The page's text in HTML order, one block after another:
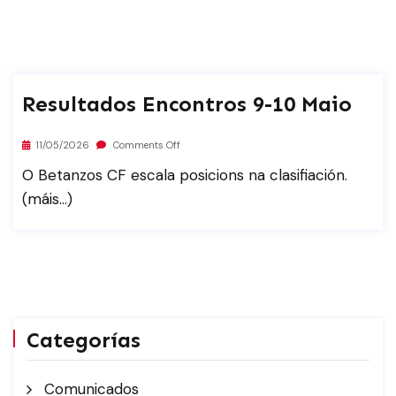
Resultados Encontros 9-10 Maio
11/05/2026 Comments Off
O Betanzos CF escala posicions na clasifiación.
(máis…)
Categorías
Comunicados